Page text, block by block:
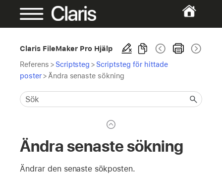
Claris FileMaker Pro Hjälp
Referens > Scriptsteg > Scriptsteg för hittade
poster> Ändra senaste sökning
Ändra senaste sökning
Ändrar den senaste sökposten.